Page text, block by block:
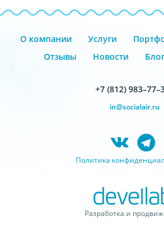
О компании Услуги
Отзывы
Новости Блог
+7 (812)
in@socialair.ru
Политика
Разработка и